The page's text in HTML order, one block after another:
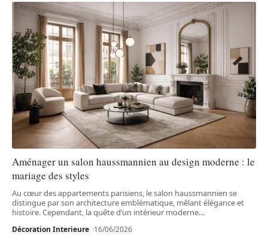
Aménager un salon haussmannien au design moderne : le
mariage des styles
Au cœur des appartements parisiens, le salon haussmannien se
distingue par son architecture emblématique, mêlant élégance et
histoire. Cependant, la quête d’un intérieur moderne…
Décoration Interieure 16/06/2026